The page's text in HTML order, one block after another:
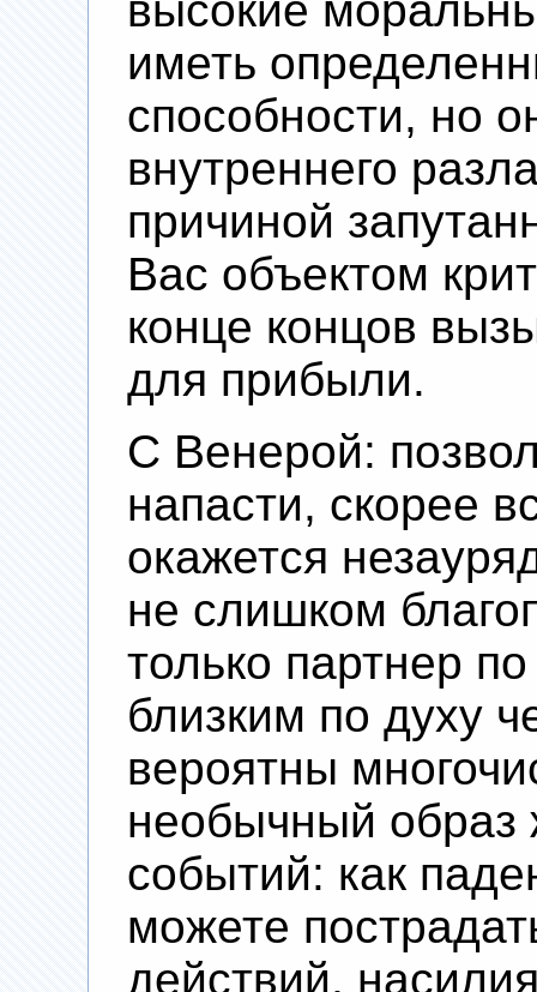
иметь
способности, но
внутреннего
причиной
Вас объектом
конце концов
для прибыли.
С Венерой:
напасти, скорее
окажется
не слишком
только партнер
близким по духу
вероятны
необычный образ
событий: как
можете
действий,